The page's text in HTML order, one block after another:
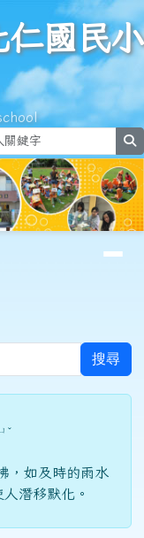
學
仁國民小
搜尋
ˇ
，如及時的雨水
潛移默化。